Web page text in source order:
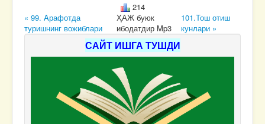
214
« 99. Aрафотда
туришнинг вожиблари
ҲАЖ буюк
ибодатдир Mp3
101.Тош отиш
кунлари »
САЙТ ИШГА ТУШДИ